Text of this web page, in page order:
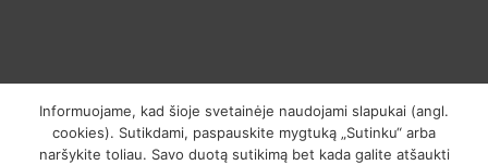
SukurtaPictureIDeas
Informuojame, kad šioje svetainėje naudojami slapukai (angl.
cookies). Sutikdami, paspauskite mygtuką „Sutinku“ arba
naršykite toliau. Savo duotą sutikimą bet kada galite atšaukti